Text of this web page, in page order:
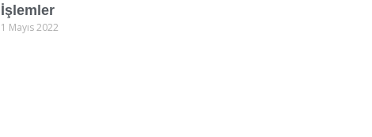
İşlemler
1 Mayıs 2022